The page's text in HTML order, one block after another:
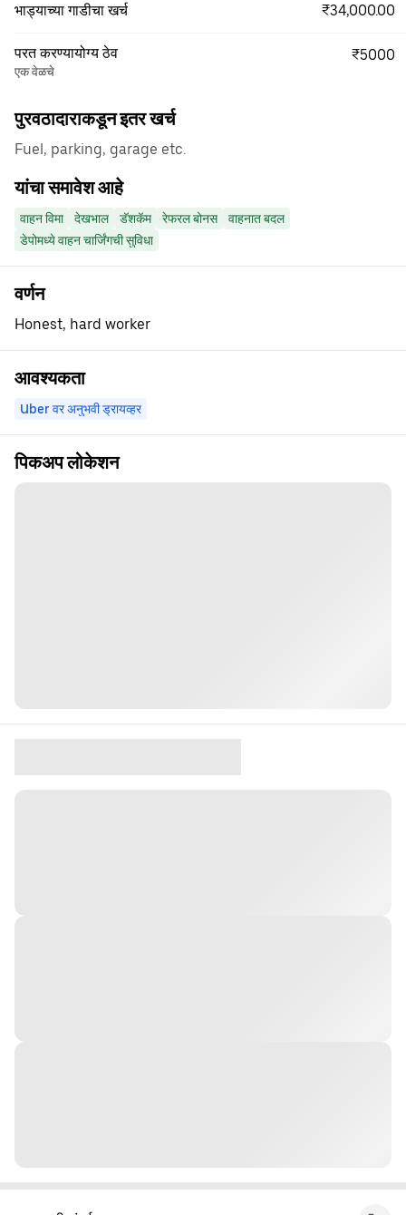
भाड्याच्या गाडीचा खर्च ₹34,000.00
परत करण्यायोग्य ठेव
एक वेळचे
₹5000
पुरवठादाराकडून इतर खर्च
Fuel, parking, garage etc.
यांचा समावेश आहे
वाहन विमा देखभाल डॅशकॅम रेफरल बोनस
वाहनात बदल
डेपोमध्ये वाहन चार्जिंगची सुविधा
वर्णन
Honest, hard worker
आवश्यकता
Uber वर अनुभवी ड्रायव्हर
पिकअप लोकेशन